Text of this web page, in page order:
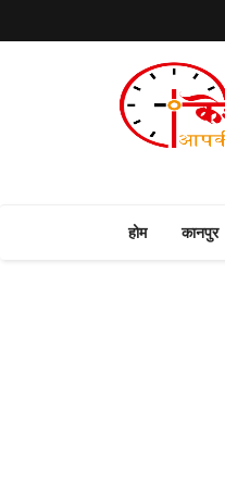
होम कानपुर